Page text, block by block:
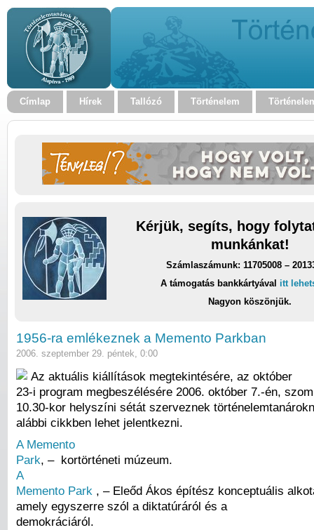
Címlap Hírek Tallózó Történelem
Kérjük, segíts, hogy
munkánkat!
Számlaszámunk: 11705008 –
A támogatás bankkártyával itt
Nagyon köszönjük.
1956-ra emlékeznek a Memento Parkban
2006. szeptember 29. péntek, 0:00
Az aktuális kiállítások megtekintésére, az október
23-i program megbeszélésére 2006. október 7.-én,
10.30-kor helyszíni sétát szerveznek
alábbi cikkben lehet jelentkezni.
A Memento
Park, – kortörténeti múzeum.
A
Memento Park , – Eleőd Ákos építész konceptuális
amely egyszerre szól a diktatúráról és a
demokráciáról.